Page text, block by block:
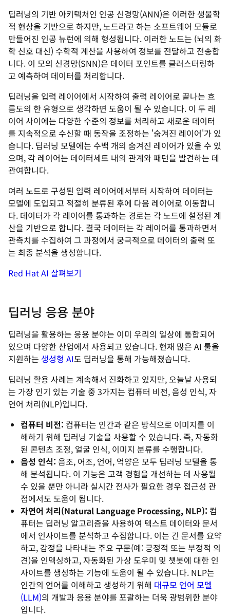
딥러닝의 기반 아키텍처인 인공 신경망(ANN)은 이러한 생물학
적 현상을 기반으로 하지만, 노드라고 하는 소프트웨어 모듈로
만들어진 인공 뉴런에 의해 형성됩니다. 이러한 노드는 (뇌의 화
학 신호 대신) 수학적 계산을 사용하여 정보를 전달하고 전송합
니다. 이 모의 신경망(SNN)은 데이터 포인트를 클러스터링하
고 예측하여 데이터를 처리합니다.
딥러닝을 입력 레이어에서 시작하여 출력 레이어로 끝나는 흐
름도의 한 유형으로 생각하면 도움이 될 수 있습니다. 이 두 레
이어 사이에는 다양한 수준의 정보를 처리하고 새로운 데이터
를 지속적으로 수신할 때 동작을 조정하는 '숨겨진 레이어'가 있
습니다. 딥러닝 모델에는 수백 개의 숨겨진 레이어가 있을 수 있
으며, 각 레이어는 데이터세트 내의 관계와 패턴을 발견하는 데
관여합니다.
여러 노드로 구성된 입력 레이어에서부터 시작하여 데이터는
모델에 도입되고 적절히 분류된 후에 다음 레이어로 이동합니
다. 데이터가 각 레이어를 통과하는 경로는 각 노드에 설정된 계
산을 기반으로 합니다. 결국 데이터는 각 레이어를 통과하면서
관측치를 수집하여 그 과정에서 궁극적으로 데이터의 출력 또
는 최종 분석을 생성합니다.
Red Hat AI 살펴보기
딥러닝 응용 분야
딥러닝을 활용하는 응용 분야는 이미 우리의 일상에 통합되어
있으며 다양한 산업에서 사용되고 있습니다. 현재 많은 AI 툴을
지원하는 생성형 AI도 딥러닝을 통해 가능해졌습니다.
딥러닝 활용 사례는 계속해서 진화하고 있지만, 오늘날 사용되
는 가장 인기 있는 기술 중 3가지는 컴퓨터 비전, 음성 인식, 자
연어 처리(NLP)입니다.
컴퓨터 비전: 컴퓨터는 인간과 같은 방식으로 이미지를 이
해하기 위해 딥러닝 기술을 사용할 수 있습니다. 즉, 자동화
된 콘텐츠 조정, 얼굴 인식, 이미지 분류를 수행합니다.
음성 인식: 음조, 어조, 언어, 억양은 모두 딥러닝 모델을 통
해 분석됩니다. 이 기능은 고객 경험을 개선하는 데 사용될
수 있을 뿐만 아니라 실시간 전사가 필요한 경우 접근성 관
점에서도 도움이 됩니다.
자연어 처리(Natural Language Processing, NLP): 컴
퓨터는 딥러닝 알고리즘을 사용하여 텍스트 데이터와 문서
에서 인사이트를 분석하고 수집합니다. 이는 긴 문서를 요약
하고, 감정을 나타내는 주요 구문(예: 긍정적 또는 부정적 의
견)을 인덱싱하고, 자동화된 가상 도우미 및 챗봇에 대한 인
사이트를 생성하는 기능에 도움이 될 수 있습니다. NLP는
인간의 언어를 이해하고 생성하기 위해 대규모 언어 모델
(LLM)의 개발과 응용 분야를 포괄하는 더욱 광범위한 분야
입니다.